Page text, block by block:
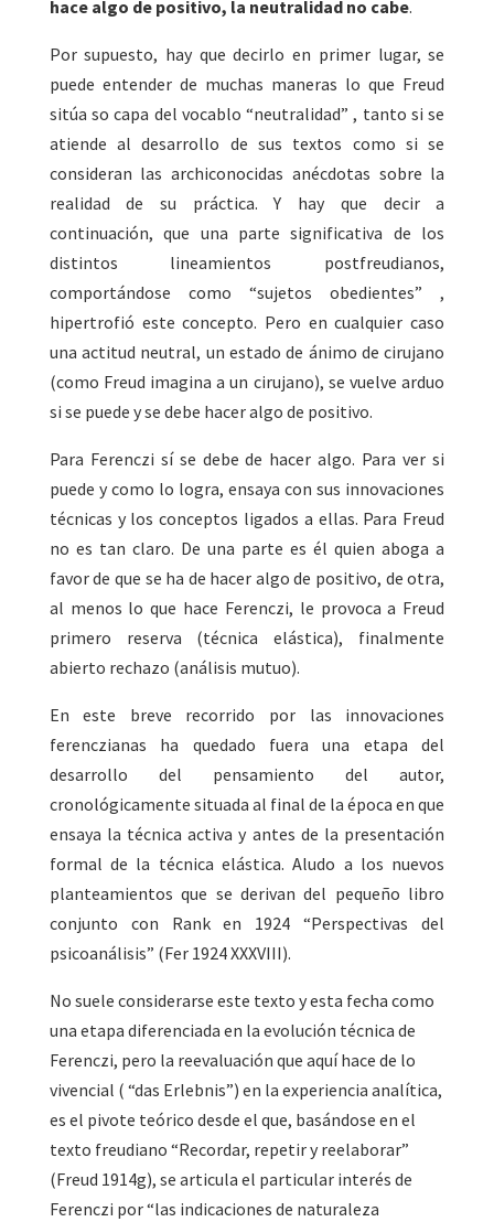
hace algo de positivo, la neutralidad no cabe.
Por supuesto, hay que decirlo en primer lugar, se
puede entender de muchas maneras lo que Freud
sitúa so capa del vocablo “neutralidad” , tanto si se
atiende al desarrollo de sus textos como si se
consideran las archiconocidas anécdotas sobre la
realidad de su práctica. Y hay que decir a
continuación, que una parte significativa de los
distintos lineamientos postfreudianos,
comportándose como “sujetos obedientes” ,
hipertrofió este concepto. Pero en cualquier caso
una actitud neutral, un estado de ánimo de cirujano
(como Freud imagina a un cirujano), se vuelve arduo
si se puede y se debe hacer algo de positivo.
Para Ferenczi sí se debe de hacer algo. Para ver si
puede y como lo logra, ensaya con sus innovaciones
técnicas y los conceptos ligados a ellas. Para Freud
no es tan claro. De una parte es él quien aboga a
favor de que se ha de hacer algo de positivo, de otra,
al menos lo que hace Ferenczi, le provoca a Freud
primero reserva (técnica elástica), finalmente
abierto rechazo (análisis mutuo).
En este breve recorrido por las innovaciones
ferenczianas ha quedado fuera una etapa del
desarrollo del pensamiento del autor,
cronológicamente situada al final de la época en que
ensaya la técnica activa y antes de la presentación
formal de la técnica elástica. Aludo a los nuevos
planteamientos que se derivan del pequeño libro
conjunto con Rank en 1924 “Perspectivas del
psicoanálisis” (Fer 1924 XXXVIII).
No suele considerarse este texto y esta fecha como
una etapa diferenciada en la evolución técnica de
Ferenczi, pero la reevaluación que aquí hace de lo
vivencial ( “das Erlebnis”) en la experiencia analítica,
es el pivote teórico desde el que, basándose en el
texto freudiano “Recordar, repetir y reelaborar”
(Freud 1914g), se articula el particular interés de
Ferenczi por “las indicaciones de naturaleza